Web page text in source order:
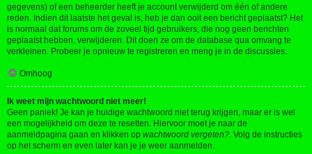
gegevens) of een beheerder heeft je account verwijderd om één of andere
reden. Indien dit laatste het geval is, heb je dan ooit een bericht geplaatst? Het
is normaal dat forums om de zoveel tijd gebruikers, die nog geen berichten
geplaatst hebben, verwijderen. Dit doen ze om de database qua omvang te
verkleinen. Probeer je opnieuw te registreren en meng je in de discussies.
Omhoog
Ik weet mijn wachtwoord niet meer!
Geen paniek! Je kan je huidige wachtwoord niet terug krijgen, maar er is wel
een mogelijkheid om deze te resetten. Hiervoor moet je naar de
aanmeldpagina gaan en klikken op wachtwoord vergeten?. Volg de instructies
op het scherm en even later kan je je weer aanmelden.